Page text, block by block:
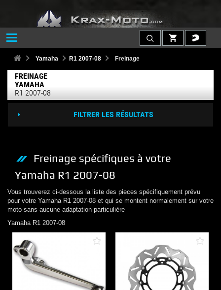
Yamaha R1 2007-08 Freinage
FREINAGE
YAMAHA
R1 2007-08
FILTRER LES RÉSULTATS
Freinage spécifiques à votre
Yamaha R1 2007-08
Vous trouverez ci-dessous la liste des pieces spécifiquement prévu
pour votre Yamaha R1 2007-08 et qui se montent normalement sur votre
moto sans aucune adaptation particulière
Yamaha R1 2007-08